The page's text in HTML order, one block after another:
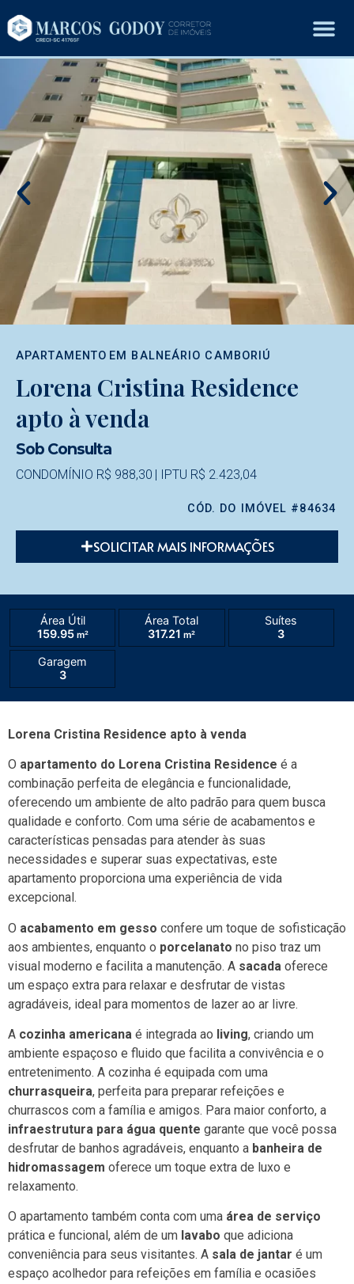
APARTAMENTO EM BALNEÁRIO CAMBORIÚ
Lorena Cristina Residence
apto à venda
Sob Consulta
CONDOMÍNIO R$ 988,30 | IPTU R$ 2.423,04
CÓD. DO IMÓVEL #84634
SOLICITAR MAIS INFORMAÇÕES
Área Útil
159.95m²
Área Total
317.21 m²
Suítes
3
Garagem
3
Lorena Cristina Residence apto à venda
O apartamento do Lorena Cristina Residence é a
combinação perfeita de elegância e funcionalidade,
oferecendo um ambiente de alto padrão para quem busca
qualidade e conforto. Com uma série de acabamentos e
características pensadas para atender às suas
necessidades e superar suas expectativas, este
apartamento proporciona uma experiência de vida
excepcional.
O acabamento em gesso confere um toque de sofisticação
aos ambientes, enquanto o porcelanato no piso traz um
visual moderno e facilita a manutenção. A sacada oferece
um espaço extra para relaxar e desfrutar de vistas
agradáveis, ideal para momentos de lazer ao ar livre.
A cozinha americana é integrada ao living, criando um
ambiente espaçoso e fluido que facilita a convivência e o
entretenimento. A cozinha é equipada com uma
churrasqueira, perfeita para preparar refeições e
churrascos com a família e amigos. Para maior conforto, a
infraestrutura para água quente garante que você possa
desfrutar de banhos agradáveis, enquanto a banheira de
hidromassagem oferece um toque extra de luxo e
relaxamento.
O apartamento também conta com uma área de serviço
prática e funcional, além de um lavabo que adiciona
conveniência para seus visitantes. A sala de jantar é um
espaço acolhedor para refeições em família e ocasiões